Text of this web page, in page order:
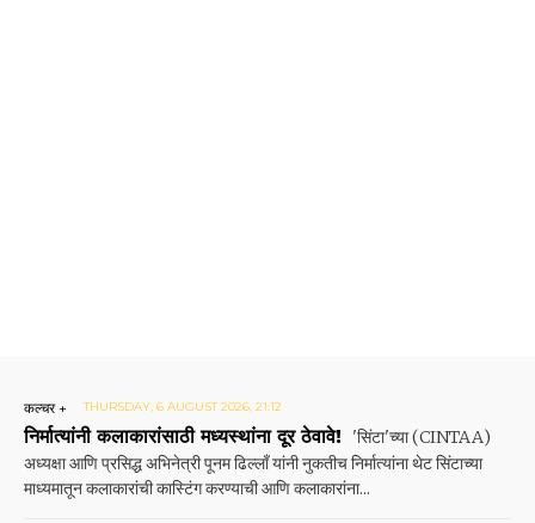
कल्चर + THURSDAY, 6 AUGUST 2026, 21:12
निर्मात्यांनी कलाकारांसाठी मध्यस्थांना दूर ठेवावे!
'सिंटा'च्या (CINTAA)
अध्यक्षा आणि प्रसिद्ध अभिनेत्री पूनम ढिल्लाँ यांनी नुकतीच निर्मात्यांना थेट सिंटाच्या
माध्यमातून कलाकारांची कास्टिंग करण्याची आणि कलाकारांना...